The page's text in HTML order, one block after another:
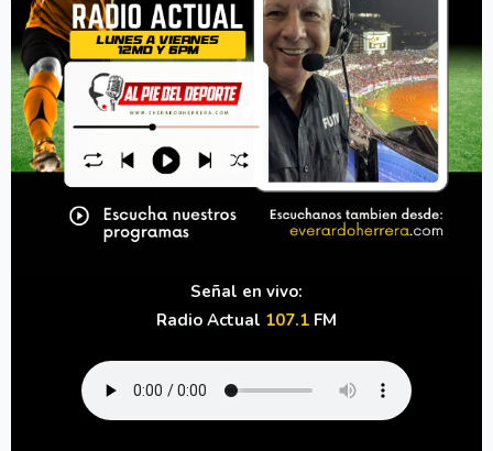
Señal en vivo:
Radio Actual 107.1 FM